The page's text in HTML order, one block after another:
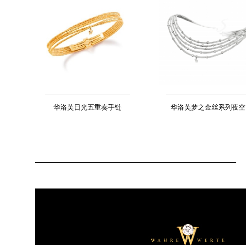
华洛芙日光五重奏手链 华洛芙梦之金丝系列夜空